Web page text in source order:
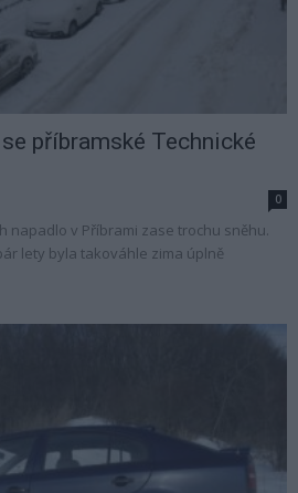
příbramské Technické
0
napadlo v Příbrami zase trochu sněhu.
lety byla takováhle zima úplně